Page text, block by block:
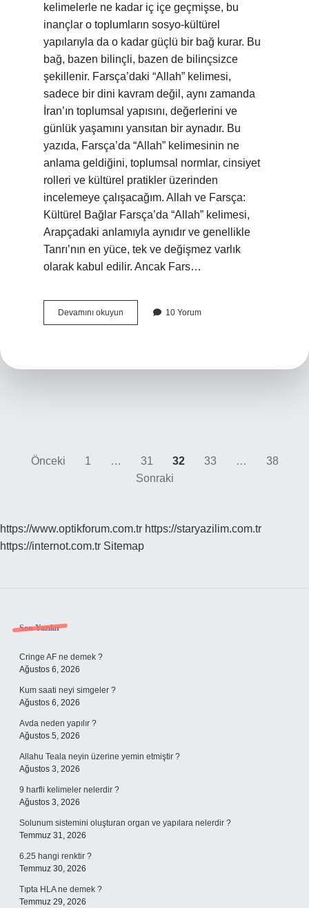
kelimelerle ne kadar iç içe geçmişse, bu
inançlar o toplumların sosyo-kültürel
yapılarıyla da o kadar güçlü bir bağ kurar. Bu
bağ, bazen bilinçli, bazen de bilinçsizce
şekillenir. Farsça’daki “Allah” kelimesi,
sadece bir dini kavram değil, aynı zamanda
İran’ın toplumsal yapısını, değerlerini ve
günlük yaşamını yansıtan bir aynadır. Bu
yazıda, Farsça’da “Allah” kelimesinin ne
anlama geldiğini, toplumsal normlar, cinsiyet
rolleri ve kültürel pratikler üzerinden
incelemeye çalışacağım. Allah ve Farsça:
Kültürel Bağlar Farsça’da “Allah” kelimesi,
Arapçadaki anlamıyla aynıdır ve genellikle
Tanrı’nın en yüce, tek ve değişmez varlık
olarak kabul edilir. Ancak Fars…
Devamını okuyun Farsça’da
Allah
10 Yorum
Yazı
Önceki 1 … 31 32 33 …
38
Sonraki
https://www.optikforum.com.tr https://staryazilim.com.tr
https://internot.com.tr Sitemap
Sidebar
Son Yazılar
Cringe AF ne demek ?
Ağustos 6, 2026
Kum saati neyi simgeler ?
Ağustos 6, 2026
Avda neden yapılır ?
Ağustos 5, 2026
Allahu Teala neyin üzerine yemin etmiştir ?
Ağustos 3, 2026
9 harfli kelimeler nelerdir ?
Ağustos 3, 2026
Solunum sistemini oluşturan organ ve yapılara nelerdir ?
Temmuz 31, 2026
6.25 hangi renktir ?
Temmuz 30, 2026
Tıpta HLA ne demek ?
Temmuz 29, 2026